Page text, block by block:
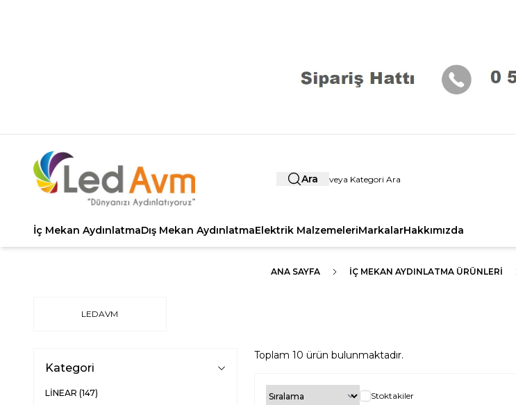
Ara
İç Mekan AydınlatmaDış Mekan AydınlatmaElektrik MalzemeleriMarkalarHakkımızda
ANA SAYFA İÇ MEKAN AYDINLATMA ÜRÜNLERI
LEDAVM
Kategori
LİNEAR (147)
Toplam 10 ürün bulunmaktadır.
Stoktakiler